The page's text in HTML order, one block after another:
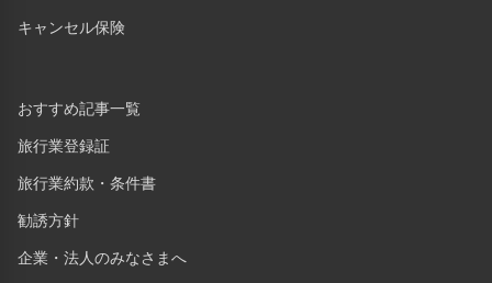
キャンセル保険
おすすめ記事一覧
旅行業登録証
旅行業約款・条件書
勧誘方針
企業・法人のみなさまへ